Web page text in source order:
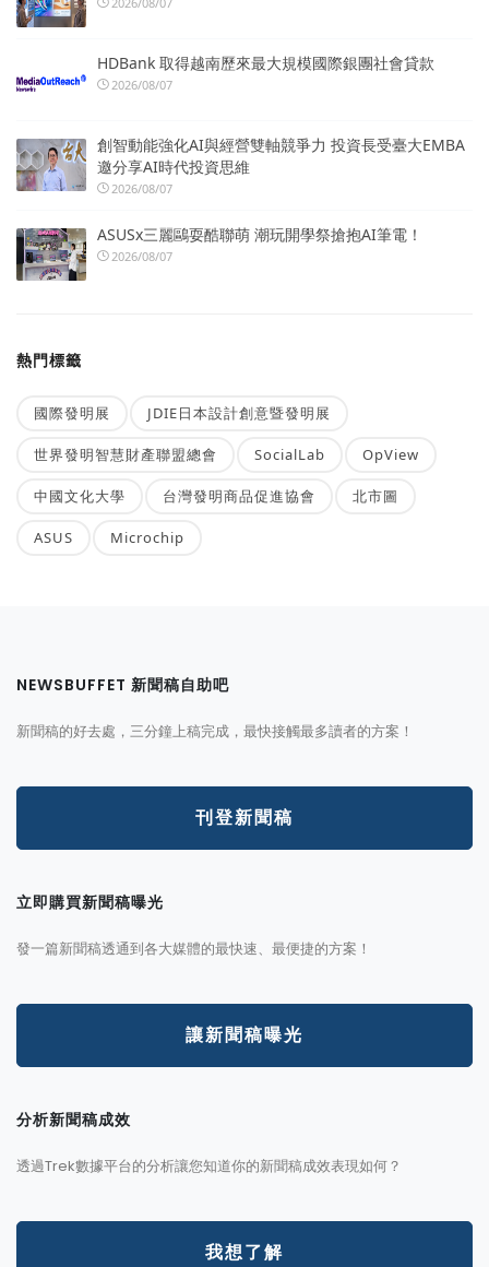
HDBank 取得越南歷來最大規模國際銀團社會貸款
2026/08/07
創智動能強化AI與經營雙軸競爭力 投資長受臺大EMBA
邀分享AI時代投資思維
2026/08/07
ASUSx三麗鷗耍酷聯萌 潮玩開學祭搶抱AI筆電！
2026/08/07
熱門標籤
國際發明展 JDIE日本設計創意暨發明展
世界發明智慧財產聯盟總會 SocialLab OpView
中國文化大學 台灣發明商品促進協會 北市圖
ASUS Microchip
NEWSBUFFET 新聞稿自助吧
新聞稿的好去處，三分鐘上稿完成，最快接觸最多讀者的方案！
刊登新聞稿
立即購買新聞稿曝光
發一篇新聞稿透通到各大媒體的最快速、最便捷的方案！
讓新聞稿曝光
分析新聞稿成效
透過Trek數據平台的分析讓您知道你的新聞稿成效表現如何？
我想了解